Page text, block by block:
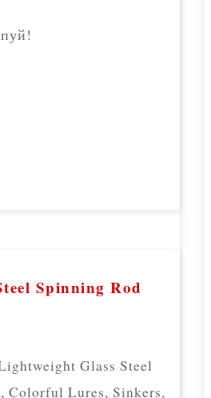
Spinning Rod
Glass Steel
Colorful Lures, Sinkers,